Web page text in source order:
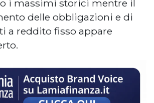
i massimi storici mentre il
delle obbligazioni e di
a reddito fisso appare